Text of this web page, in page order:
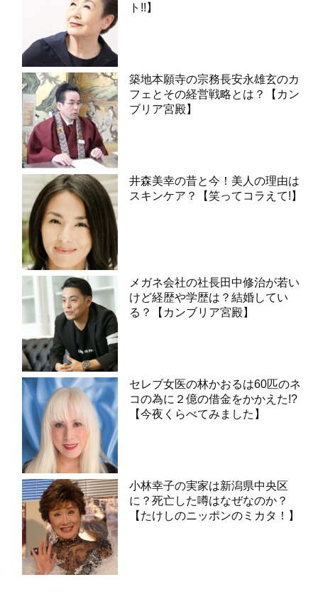
ト!!】
築地本願寺の宗務長安永雄玄のカ
フェとその経営戦略とは？【カン
ブリア宮殿】
井森美幸の昔と今！美人の理由は
スキンケア？【笑ってコラえて!】
メガネ会社の社長田中修治が若い
けど経歴や学歴は？結婚してい
る？【カンブリア宮殿】
セレブ女医の林かおるは60匹のネ
コの為に２億の借金をかかえた!?
【今夜くらべてみました】
小林幸子の実家は新潟県中央区
に？死亡した噂はなぜなのか？
【たけしのニッポンのミカタ！】